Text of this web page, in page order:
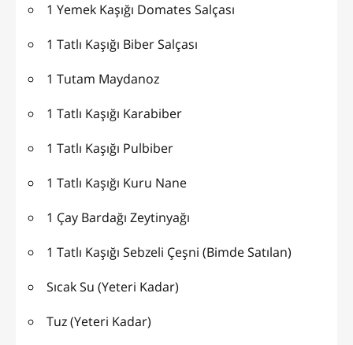
1 Yemek Kaşığı Domates Salçası
1 Tatlı Kaşığı Biber Salçası
1 Tutam Maydanoz
1 Tatlı Kaşığı Karabiber
1 Tatlı Kaşığı Pulbiber
1 Tatlı Kaşığı Kuru Nane
1 Çay Bardağı Zeytinyağı
1 Tatlı Kaşığı Sebzeli Çeşni (Bimde Satılan)
Sıcak Su (Yeteri Kadar)
Tuz (Yeteri Kadar)